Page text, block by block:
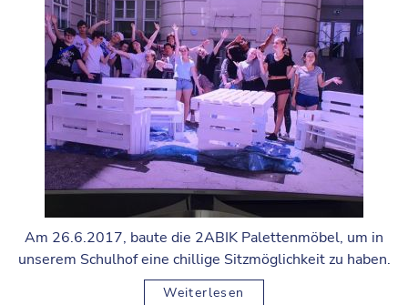
Am 26.6.2017, baute die 2ABIK Palettenmöbel, um in
unserem Schulhof eine chillige Sitzmöglichkeit zu haben.
Weiterlesen